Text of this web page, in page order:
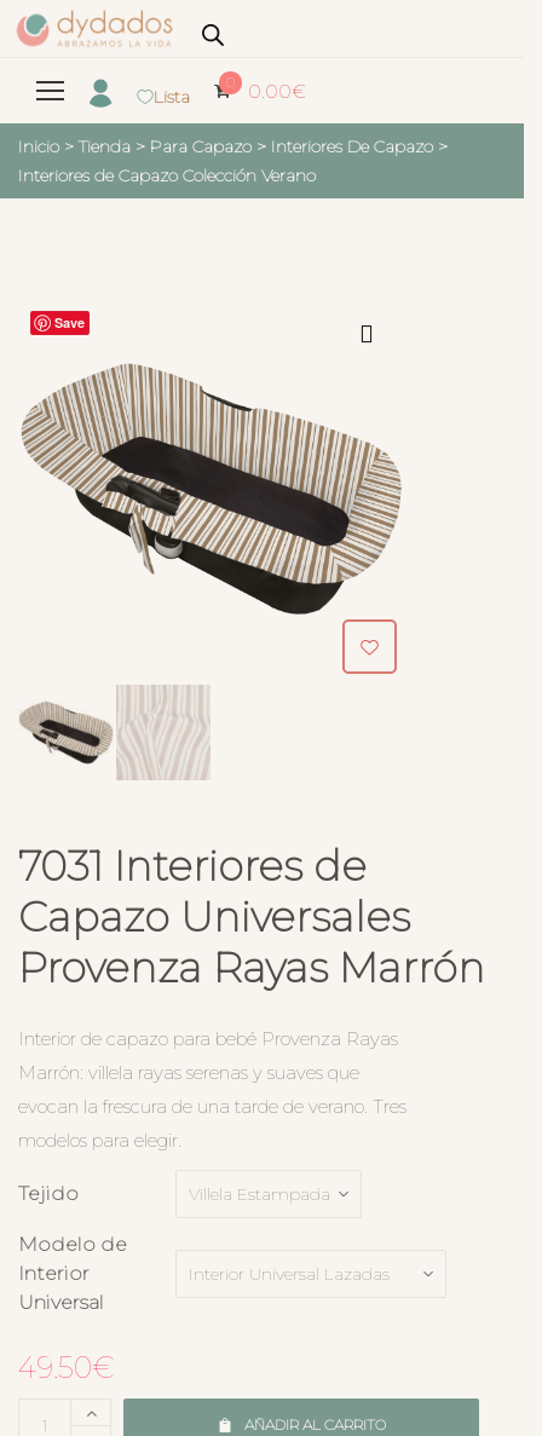
Lista
0 0.00€
Inicio > Tienda > Para Capazo > Interiores De Capazo >
Interiores de Capazo Colección Verano
Save
7031 Interiores de
Capazo Universales
Provenza Rayas Marrón
Interior de capazo para bebé Provenza Rayas
Marrón: villela rayas serenas y suaves que
evocan la frescura de una tarde de verano. Tres
modelos para elegir.
Tejido
Modelo de
Interior
Universal
49.50€
AÑADIR AL CARRITO